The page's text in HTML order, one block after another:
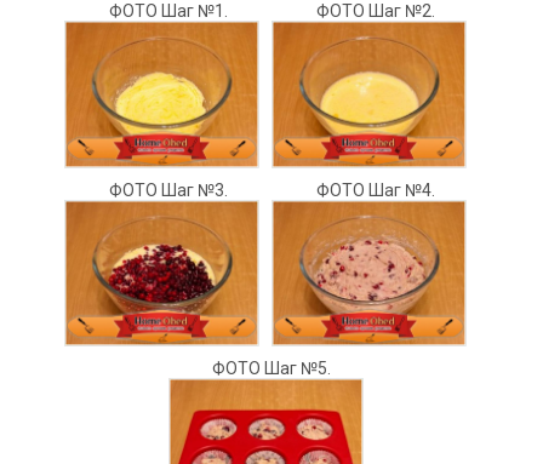
ФОТО Шаг №1. ФОТО Шаг №2.
ФОТО Шаг №3. ФОТО Шаг №4.
ФОТО Шаг №5.